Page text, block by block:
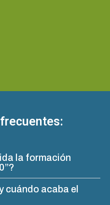
la formación
cuándo acaba el